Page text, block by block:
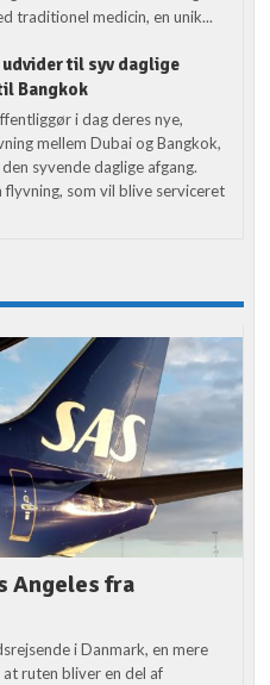
traditionel medicin, en unik...
til syv daglige
Bangkok
i dag deres nye,
mellem Dubai og Bangkok,
syvende daglige afgang.
flyvning, som vil blive serviceret
Angeles fra
i Danmark, en mere
ruten bliver en del af